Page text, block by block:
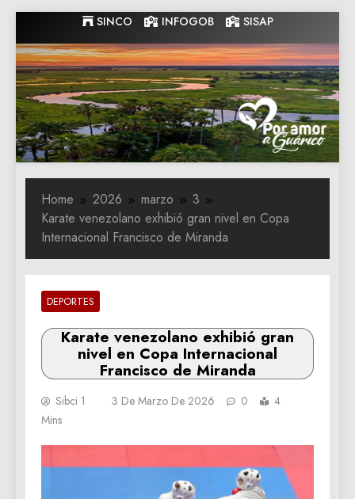
to
content
SINCO INFOGOB SISAP
Gobernacion
de Guarico
Gobernacion de Guarico
Home 2026 marzo
3
Karate venezolano exhibió gran nivel en Copa
Internacional Francisco de Miranda
DEPORTES
Karate venezolano exhibió gran
nivel en Copa Internacional
Francisco de Miranda
Sibci 1 3 De Marzo De 2026 0
4
Mins